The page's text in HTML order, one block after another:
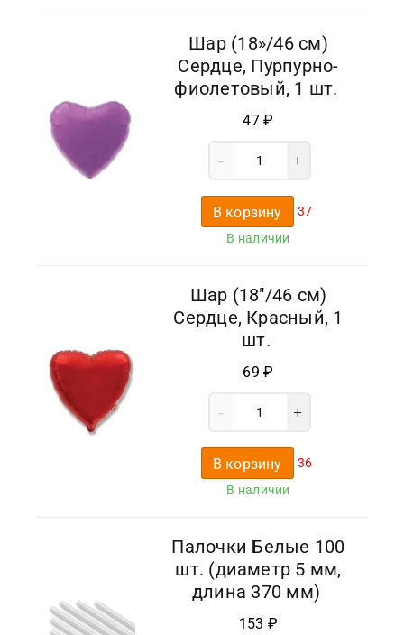
Шар (18»/46 см)
Сердце, Пурпурно-
фиолетовый, 1 шт.
47 ₽
В корзину
37
В наличии
Шар (18″/46 см)
Сердце, Красный, 1
шт.
69 ₽
В корзину
36
В наличии
Палочки Белые 100
шт. (диаметр 5 мм,
длина 370 мм)
153 ₽